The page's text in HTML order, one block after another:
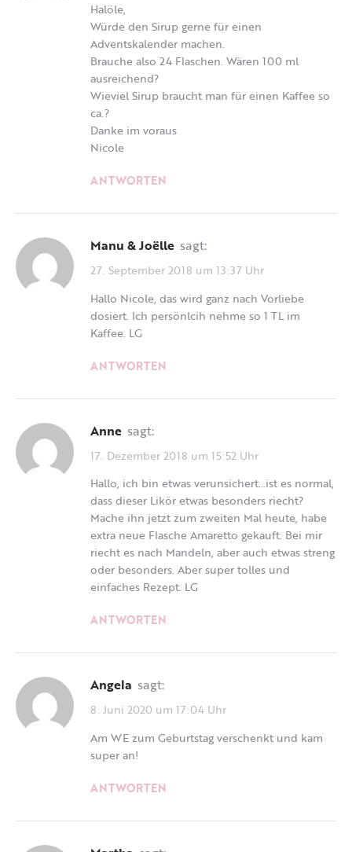
Halöle,
Würde den Sirup gerne für einen
Adventskalender machen.
Brauche also 24 Flaschen. Wären 100 ml
ausreichend?
Wieviel Sirup braucht man für einen Kaffee so
ca.?
Danke im voraus
Nicole
ANTWORTEN
Manu & Joëlle sagt:
27. September 2018 um 13:37 Uhr
Hallo Nicole, das wird ganz nach Vorliebe
dosiert. Ich persönlcih nehme so 1 TL im
Kaffee. LG
ANTWORTEN
Anne sagt:
17. Dezember 2018 um 15:52 Uhr
Hallo, ich bin etwas verunsichert…ist es normal,
dass dieser Likör etwas besonders riecht?
Mache ihn jetzt zum zweiten Mal heute, habe
extra neue Flasche Amaretto gekauft. Bei mir
riecht es nach Mandeln, aber auch etwas streng
oder besonders. Aber super tolles und
einfaches Rezept. LG
ANTWORTEN
Angela sagt:
8. Juni 2020 um 17:04 Uhr
Am WE zum Geburtstag verschenkt und kam
super an!
ANTWORTEN